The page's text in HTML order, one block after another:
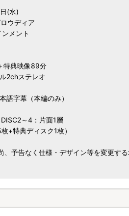
(水)
ウディア
メント
特典映像89分
2chステレオ
語字幕（本編のみ）
～4：片面1層
+特典ディスク1枚）
、予告なく仕様・デザイン等を変更す